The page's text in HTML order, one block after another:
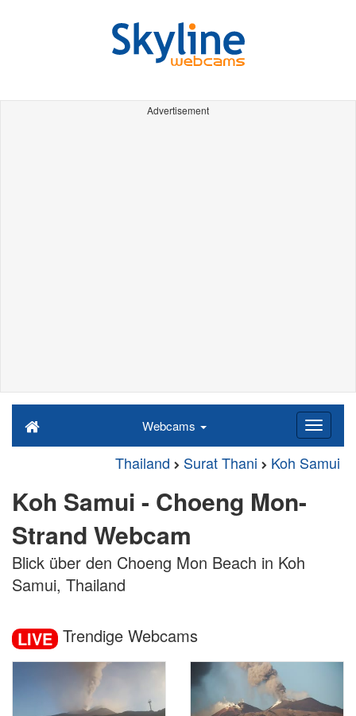
Advertisement
Webcams
Thailand Surat Thani Koh Samui
Koh Samui - Choeng Mon-
Strand Webcam
Blick über den Choeng Mon Beach in Koh
Samui, Thailand
LIVE Trendige Webcams